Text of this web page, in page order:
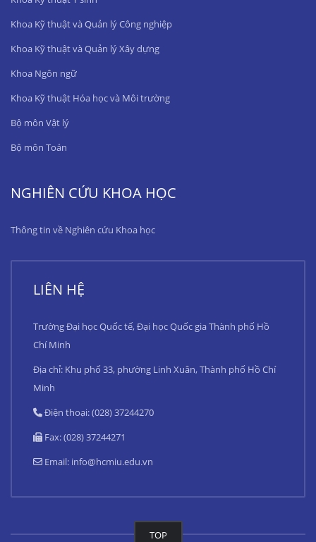
Khoa Kỹ thuật và Quản lý Công nghiệp
Khoa Kỹ thuật và Quản lý Xây dựng
Khoa Ngôn ngữ
Khoa Kỹ thuật Hóa học và Môi trường
Bộ môn Vật lý
Bộ môn Toán
NGHIÊN CỨU KHOA HỌC
Thông tin về Nghiên cứu Khoa học
LIÊN HỆ
Trường Đại học Quốc tế, Đại học Quốc gia Thành phố Hồ
Chí Minh
Địa chỉ: Khu phố 33, phường Linh Xuân, Thành phố Hồ Chí
Minh
Điện thoại: (028) 37244270
Fax: (028) 37244271
Email: info@hcmiu.edu.vn
TOP